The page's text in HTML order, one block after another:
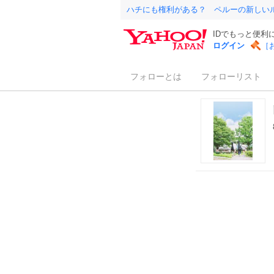
ハチにも権利がある？ ペルーの新しい
IDでもっと便利
ログイン
フォローとは フォローリスト